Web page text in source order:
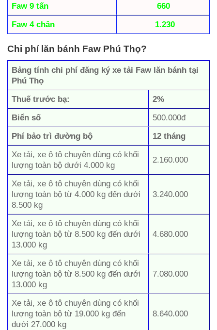
Faw 9 tấn
660
Faw 4 chân
1.230
Chi phí lăn bánh Faw Phú Thọ?
Bảng tính chi phí đăng ký xe tải Faw lăn bánh tại
Phú Thọ
Thuế trước bạ:
2%
Biển số
500.000đ
Phí bảo trì đường bộ
12 tháng
Xe tải, xe ô tô chuyên dùng có khối
lượng toàn bộ dưới 4.000 kg
2.160.000
Xe tải, xe ô tô chuyên dùng có khối
lượng toàn bộ từ 4.000 kg đến dưới
8.500 kg
3.240.000
Xe tải, xe ô tô chuyên dùng có khối
lượng toàn bộ từ 8.500 kg đến dưới
13.000 kg
4.680.000
Xe tải, xe ô tô chuyên dùng có khối
lượng toàn bộ từ 8.500 kg đến dưới
13.000 kg
7.080.000
Xe tải, xe ô tô chuyên dùng có khối
lượng toàn bộ từ 19.000 kg đến
dưới 27.000 kg
8.640.000